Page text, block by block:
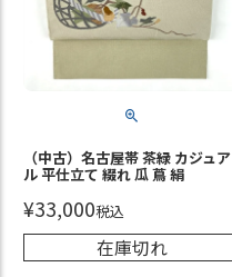
（中古）名古屋帯 茶緑 カジュア
ル 平仕立て 綴れ 瓜 蔦 絹
¥33,000税込
在庫切れ